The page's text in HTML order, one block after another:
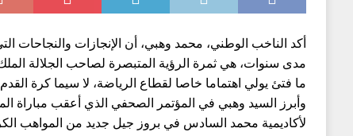
أكد الناخب الوطني، محمد وهبي، أن الإنجازات والنجاحات
مدى سنوات، هي ثمرة الرؤية المتبصرة لصاحب الجلالة
ما فتئ يولي اهتماما خاصا لقطاع الرياضة، لا سيما كرة
لأكاديمية محمد السادس في بروز جيل جديد من المواهب